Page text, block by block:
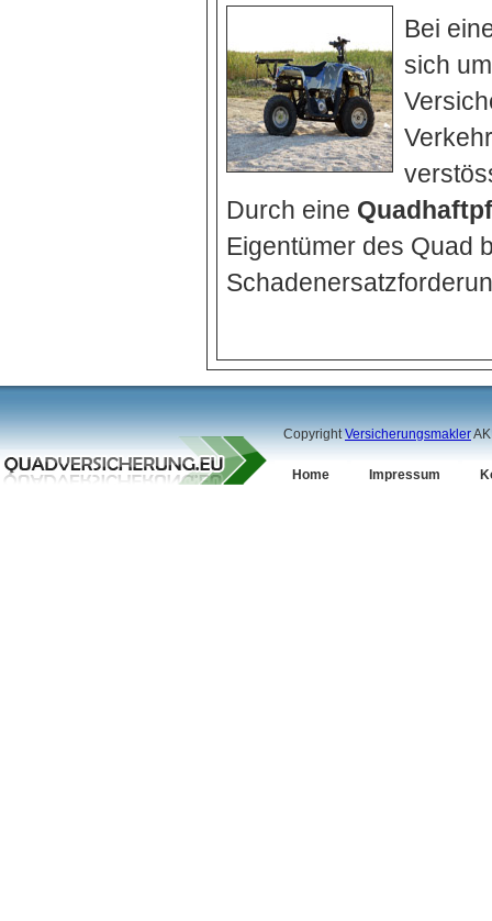
Bei
sich
Durch eine
Eigentümer des Quad
CopyrightVersicherungsmakler
Home Impressum